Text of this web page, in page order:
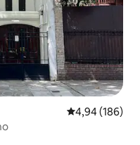
Gemiddelde
4,94 (186)